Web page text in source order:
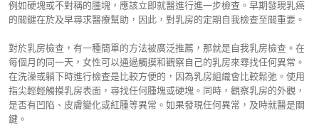
例如硬塊或不對稱的腫塊，應該立即就醫進行進一步檢查。早期發現乳癌
的關鍵在於及早尋求醫療幫助，因此，對乳房的定期自我檢查至關重要。
對於乳房檢查，有一種簡單的方法被廣泛推薦，那就是自我乳房檢查。在
每個月的同一天，女性可以通過觸摸和觀察自己的乳房來尋找任何異常。
在洗澡或躺下時進行檢查是比較方便的，因為乳房組織會比較鬆弛。使用
指尖輕輕觸摸乳房表面，尋找任何腫塊或硬塊。同時，觀察乳房的外觀，
是否有凹陷、皮膚變化或紅腫等異常。如果發現任何異常，及時就醫是關
鍵。